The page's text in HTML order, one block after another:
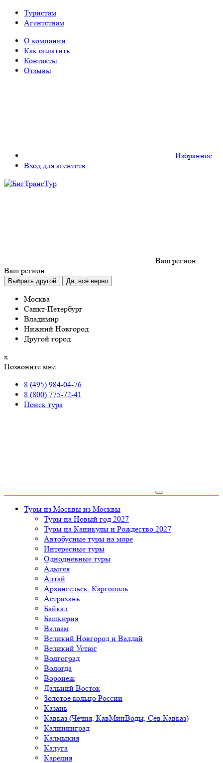
Туристам
Агентствам
О компании
Как оплатить
Контакты
Отзывы
Избранное
Вход для агентств
Ваш регион:
Ваш регион
Выбрать другой Да, всё верно
Москва
Санкт-Петербург
Владимир
Нижний Новгород
Другой город
х
Позвоните мне
8 (495) 984-04-76
8 (800) 775-72-41
Поиск тура
Туры из Москвы из Москвы
Туры на Новый год 2027
Туры на Каникулы и Рождество 2027
Автобусные туры на море
Интересные туры
Однодневные туры
Адыгея
Алтай
Архангельск, Каргополь
Астрахань
Байкал
Башкирия
Валаам
Великий Новгород и Валдай
Великий Устюг
Волгоград
Вологда
Воронеж
Дальний Восток
Золотое кольцо России
Казань
Кавказ (Чечня, КавМинВоды, Сев.Кавказ)
Калининград
Калмыкия
Калуга
Карелия